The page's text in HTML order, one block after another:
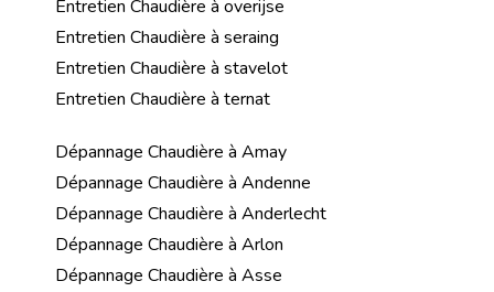
Entretien Chaudière à overijse
Entretien Chaudière à seraing
Entretien Chaudière à stavelot
Entretien Chaudière à ternat
Dépannage Chaudière à Amay
Dépannage Chaudière à Andenne
Dépannage Chaudière à Anderlecht
Dépannage Chaudière à Arlon
Dépannage Chaudière à Asse